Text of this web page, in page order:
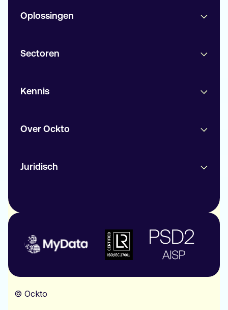
Oplossingen
Sectoren
Kennis
Over Ockto
Juridisch
© Ockto